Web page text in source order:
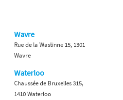
Wavre
Rue de la Wastinne 15, 1301
Wavre
Waterloo
Chaussée de Bruxelles 315,
1410 Waterloo